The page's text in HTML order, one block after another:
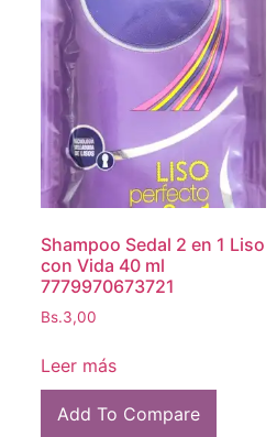
Shampoo Sedal 2 en 1 Liso
con Vida 40 ml
7779970673721
Bs.3,00
Leer más
Add To Compare